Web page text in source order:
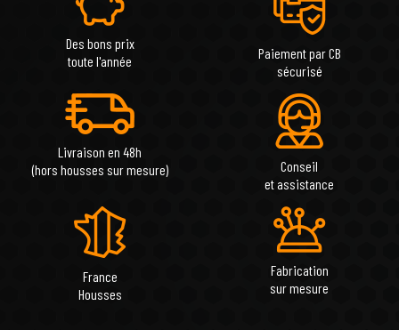
Des bons prix
toute l'année
Paiement par CB
sécurisé
Livraison en 48h
(hors housses sur mesure)
Conseil
et assistance
France
Housses
Fabrication
sur mesure